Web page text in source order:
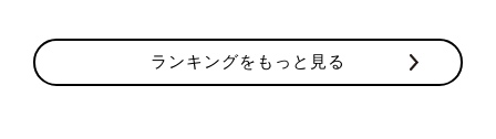
ランキングをもっと見る